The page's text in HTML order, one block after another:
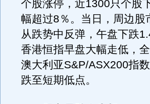
个股涨停，近1300只个股
幅超过8％。当日，周边
从跌势中反弹，午盘下跌
香港恒指早盘大幅走低，
澳大利亚S&P/ASX200指
跌至短期低点。